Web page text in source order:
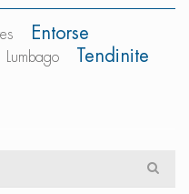
Entorse
Lumbago Tendinite